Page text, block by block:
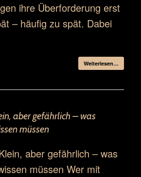
ihre Überforderung erst
– häufig zu spät. Dabei
Weiterlesen…
aber gefährlich – was
müssen
aber gefährlich – was
müssen Wer mit